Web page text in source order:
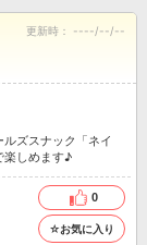
更新時： ----/--/--
ズスナック「ネイ
楽しめます♪
0
☆お気に入り